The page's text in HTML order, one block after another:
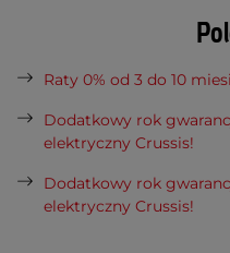
Raty 0% od 3 do 10
Dodatkowy rok
elektryczny Crussis!
Dodatkowy rok
elektryczny Crussis!